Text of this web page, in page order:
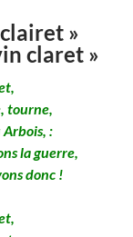
»
claret »
tourne,
Arbois, :
la guerre,
donc !